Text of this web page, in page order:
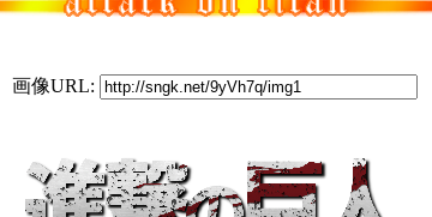
画像URL: